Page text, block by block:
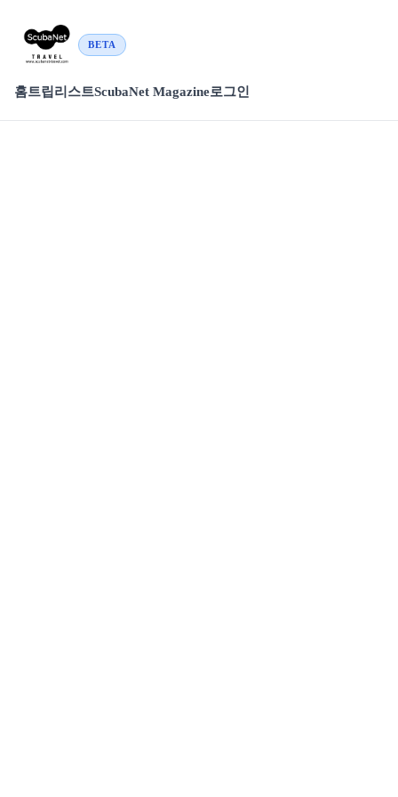
BETA
홈트립리스트ScubaNet Magazine로그인